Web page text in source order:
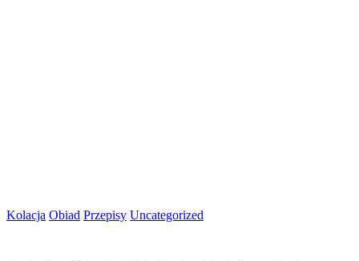
Kolacja Obiad Przepisy Uncategorized